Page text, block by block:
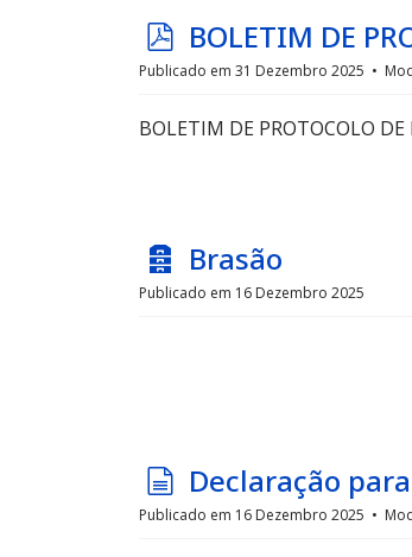
p
d
BOLETIM DE
Publicado em 31 Dezembro 2025
BOLETIM DE PROTOCOLO DE
A
r
o
Brasão
Publicado em 16 Dezembro 2025
d
o
Declaração
Publicado em 16 Dezembro 2025